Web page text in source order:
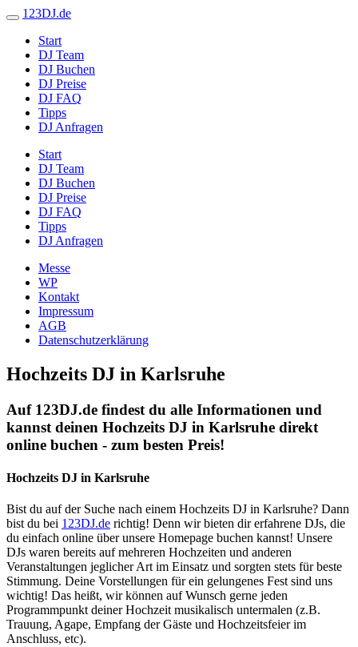
123DJ.de
Start
DJ Team
DJ Buchen
DJ Preise
DJ FAQ
Tipps
DJ Anfragen
Start
DJ Team
DJ Buchen
DJ Preise
DJ FAQ
Tipps
DJ Anfragen
Messe
WP
Kontakt
Impressum
AGB
Datenschutzerklärung
Hochzeits DJ in Karlsruhe
Auf 123DJ.de findest du alle Informationen und
kannst deinen Hochzeits DJ in Karlsruhe direkt
online buchen - zum besten Preis!
Hochzeits DJ in Karlsruhe
Bist du auf der Suche nach einem Hochzeits DJ in Karlsruhe? Dann
bist du bei 123DJ.de richtig! Denn wir bieten dir erfahrene DJs, die
du einfach online über unsere Homepage buchen kannst! Unsere
DJs waren bereits auf mehreren Hochzeiten und anderen
Veranstaltungen jeglicher Art im Einsatz und sorgten stets für beste
Stimmung. Deine Vorstellungen für ein gelungenes Fest sind uns
wichtig! Das heißt, wir können auf Wunsch gerne jeden
Programmpunkt deiner Hochzeit musikalisch untermalen (z.B.
Trauung, Agape, Empfang der Gäste und Hochzeitsfeier im
Anschluss, etc).